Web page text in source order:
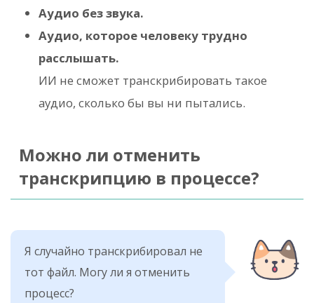
Аудио без звука.
Аудио, которое человеку трудно
расслышать.
ИИ не сможет транскрибировать такое
аудио, сколько бы вы ни пытались.
Можно ли отменить
транскрипцию в процессе?
Я случайно транскрибировал не
тот файл. Могу ли я отменить
процесс?